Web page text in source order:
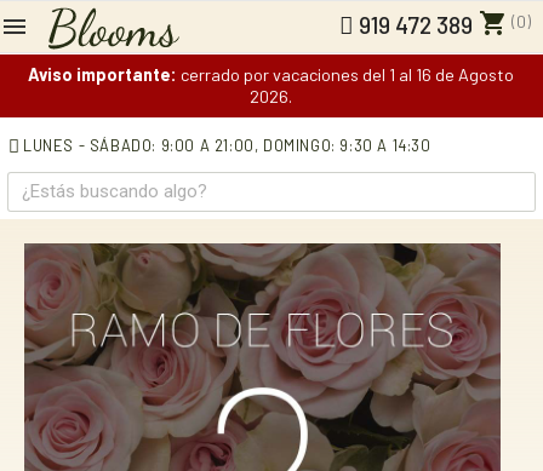
919 472 389 shopping_cart (0)
Aviso importante: cerrado por vacaciones del 1 al 16 de Agosto
2026.
LUNES - SÁBADO: 9:00 A 21:00, DOMINGO: 9:30 A 14:30